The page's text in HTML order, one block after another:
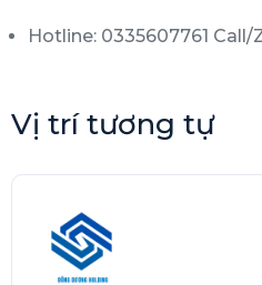
Hotline: 0335607761 Call/
Vị trí tương tự